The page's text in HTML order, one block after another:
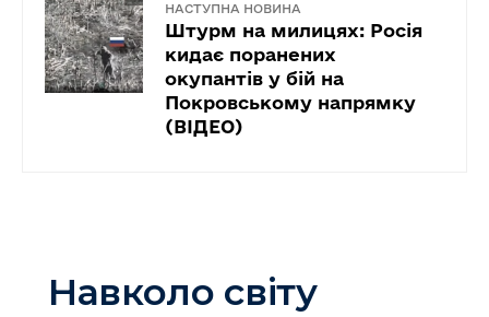
НАСТУПНА НОВИНА
Штурм на милицях: Росія
кидає поранених
окупантів у бій на
Покровському напрямку
(ВІДЕО)
Навколо світу